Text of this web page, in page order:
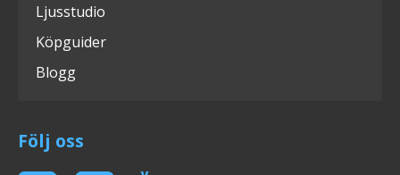
Ljusstudio
Köpguider
Blogg
Följ oss